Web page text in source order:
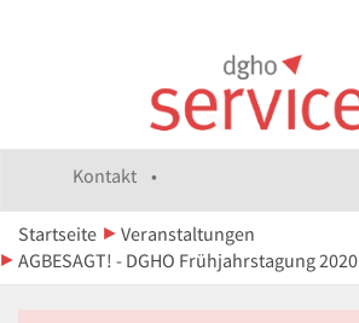
Kontakt •
Startseite
Veranstaltungen
AGBESAGT! - DGHO Frühjahrstagung 2020